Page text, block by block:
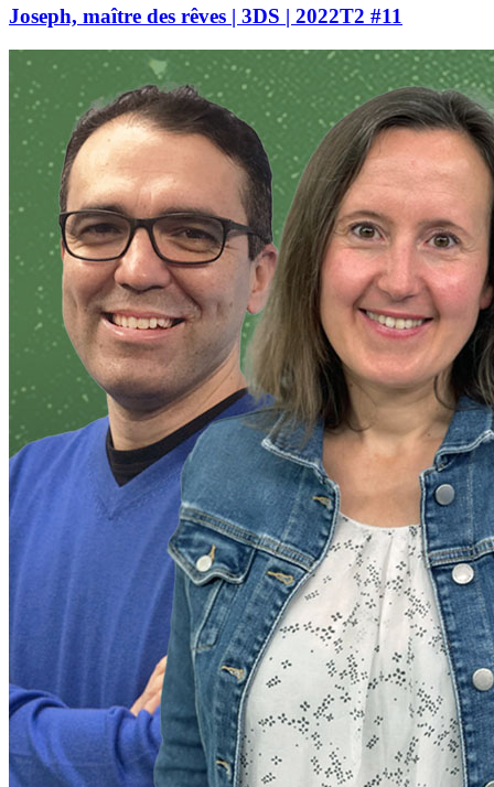
Joseph, maître des rêves | 3DS | 2022T2 #11